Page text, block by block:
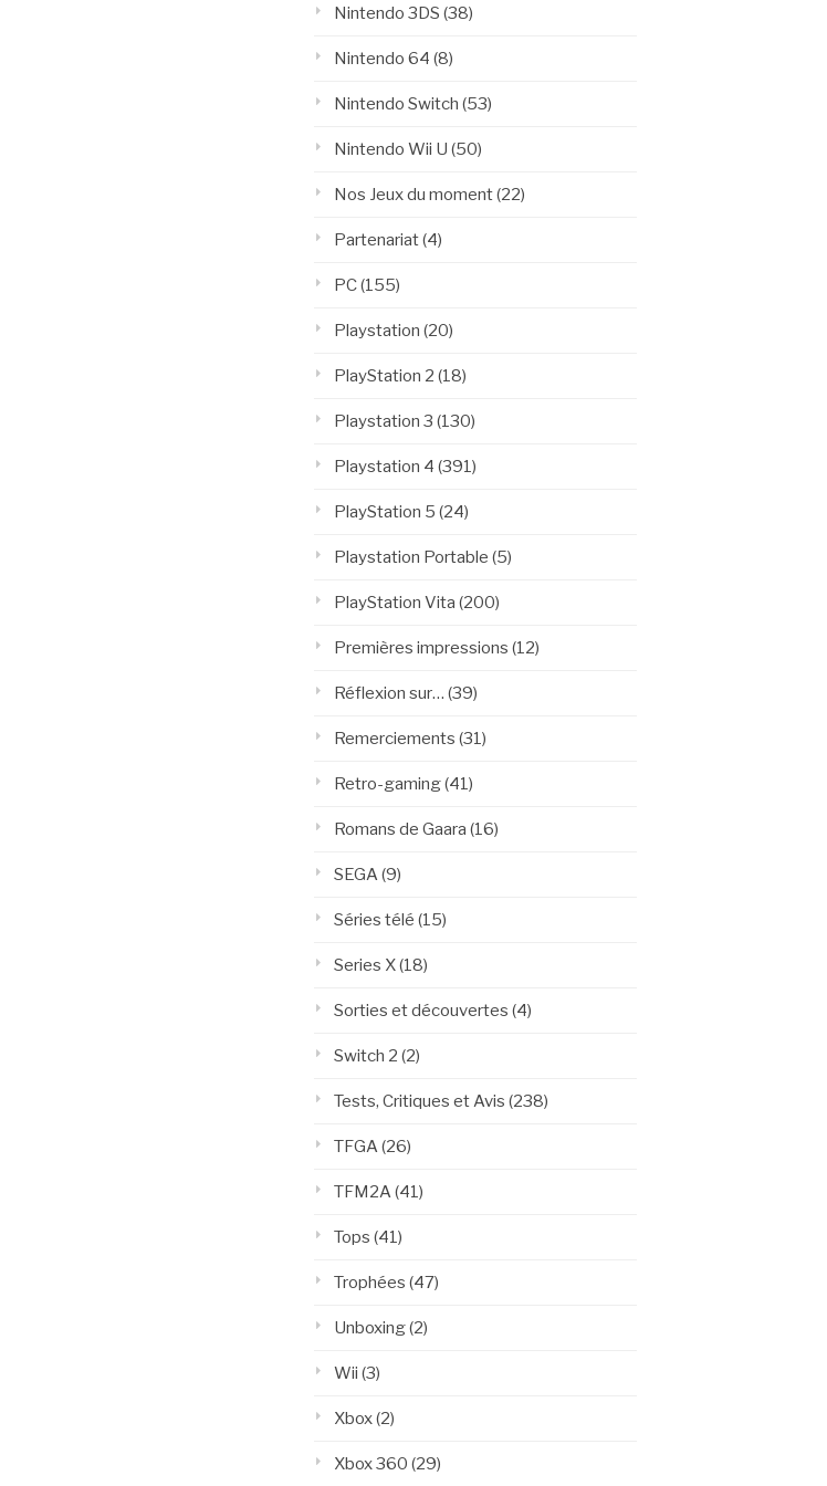
Nintendo 3DS (38)
Nintendo 64 (8)
Nintendo Switch (53)
Nintendo Wii U (50)
Nos Jeux du moment(22)
Partenariat(4)
PC(155)
Playstation (20)
PlayStation 2 (18)
Playstation 3 (130)
Playstation 4 (391)
PlayStation 5 (24)
Playstation Portable (5)
PlayStation Vita (200)
Premières impressions (12)
Réflexion sur… (39)
Remerciements (31)
Retro-gaming(41)
Romans de Gaara (16)
SEGA (9)
Séries télé (15)
Series X(18)
Sorties et découvertes (4)
Switch 2 (2)
Tests, Critiques et Avis (238)
TFGA (26)
TFM2A (41)
Tops (41)
Trophées (47)
Unboxing(2)
Wii (3)
Xbox(2)
Xbox 360 (29)